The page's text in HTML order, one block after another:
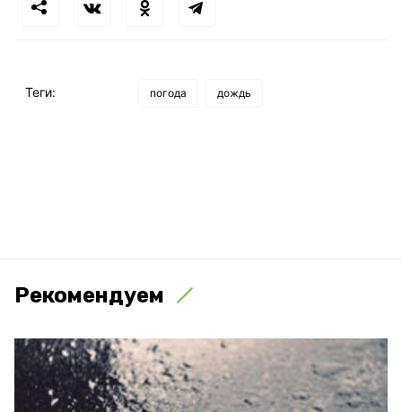
Теги: погода дождь
Рекомендуем